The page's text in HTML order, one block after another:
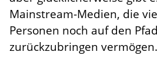
Mainstream-Medien, die
Personen noch auf den
zurückzubringen vermögen.